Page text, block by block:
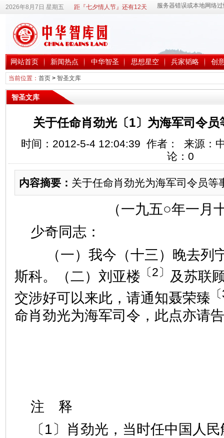
2026年8月7日 星期五 距『七夕情人节』还有12天
网站首页 新闻热点 中华智圣 思想星空 兵家韬略 创
当前位置： 首页> 智圣文库
智圣文库
关于任命肖劲光〔1〕为海军司令
时间：2012-5-4 12:04:39 作者： 来源：
论： 0
内容摘要： 关于任命肖劲光为海军司令员等
（一九五○年一月
少奇同志：
（一）我今（十三）晚去列
斯科。（二）刘亚楼 〔2〕 及苏联
交涉好可以来此，请通知聂荣臻
命肖劲光为海军司令，此点亦请
注 释
〔1〕肖劲光，当时任中国人